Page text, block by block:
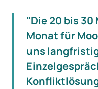
"Die 20 bis
Monat für
uns